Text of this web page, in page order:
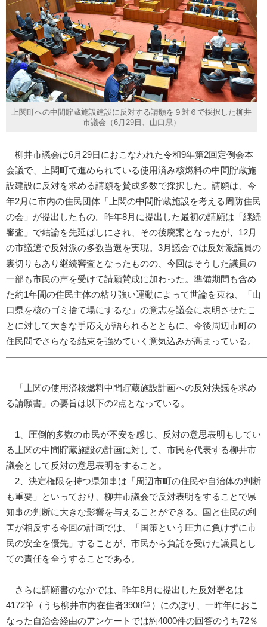
上関町への中間貯蔵施設建設に反対する請願を９対６で採択した柳井
市議会（6月29日、山口県）
柳井市議会は6月29日におこなわれた令和9年第2回定例会本
会議で、上関町で進められている使用済み核燃料の中間貯蔵施
設建設に反対を求める請願を賛成多数で採択した。請願は、今
年2月に市内の住民団体「上関の中間貯蔵施設を考える周防住民
の会」が提出したもの。昨年8月に提出した最初の請願は「継続
審査」で結論を先延ばしにされ、その後廃案となったが、12月
の市議選で反対派の多数当選を実現。3月議会では反対派議員の
裏切りもあり継続審査となったものの、今回はそうした議員の
一部も市民の声を受けて請願賛成に加わった。準備期間も含め
た約1年間の住民主体の粘り強い運動によって世論を束ね、「山
口県を核のゴミ捨て場にするな」の意志を議会に表明させたこ
とに対して大きな手応えが語られるとともに、今後周辺市町の
住民間でさらなる結束を強めていく意気込みが高まっている。
「上関の使用済核燃料中間貯蔵施設計画への反対決議を求め
る請願書」の要旨は以下の2点となっている。
1、圧倒的多数の市民が不安を感じ、反対の意思表明もしてい
る上関の中間貯蔵施設の計画に対して、市民を代表する柳井市
議会として反対の意思表明をすること。
2、決定権限を持つ県知事は「周辺市町の住民や自治体の判断
も重要」といっており、柳井市議会で反対表明をすることで県
知事の判断に大きな影響を与えることができる。国と住民の利
害が相反する今回の計画では、「国策という圧力に負けずに市
民の安全を優先」することが、市民から負託を受けた議員とし
ての責任を全うすることである。
さらに請願書のなかでは、昨年8月に提出した反対署名は
4172筆（うち柳井市内在住者3908筆）にのぼり、一昨年におこ
なった自治会経由のアンケートでは約4000件の回答のうち72％